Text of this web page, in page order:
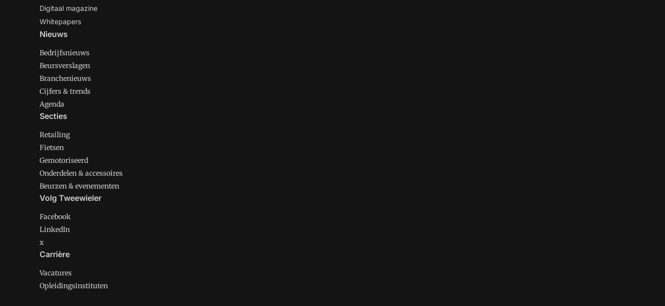
Digitaal magazine
Whitepapers
Nieuws
Bedrijfsnieuws
Beursverslagen
Branchenieuws
Cijfers & trends
Agenda
Secties
Retailing
Fietsen
Gemotoriseerd
Onderdelen & accessoires
Beurzen & evenementen
Volg Tweewieler
Facebook
LinkedIn
x
Carrière
Vacatures
Opleidingsinstituten